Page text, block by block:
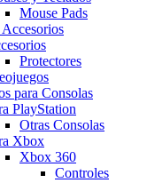
Mouse Pads
Protectores
para Consolas
PlayStation
Otras Consolas
Xbox
Xbox 360
Controles